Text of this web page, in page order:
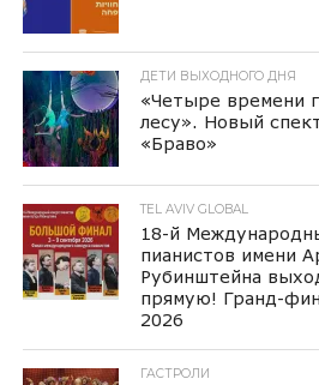
ДЕТИ ВЫХОДНОГО ДНЯ
«Четыре времени
лесу». Новый
«Браво»
TEL AVIV GLOBAL
18-й
пианистов имени
Рубинштейна
прямую! Гранд-
2026
ГАСТРОЛИ